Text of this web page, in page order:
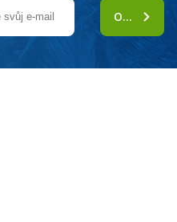
ODEBÍRAT